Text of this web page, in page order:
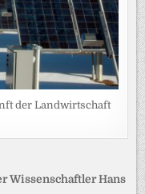
der Landwirtschaft
Wissenschaftler Hans